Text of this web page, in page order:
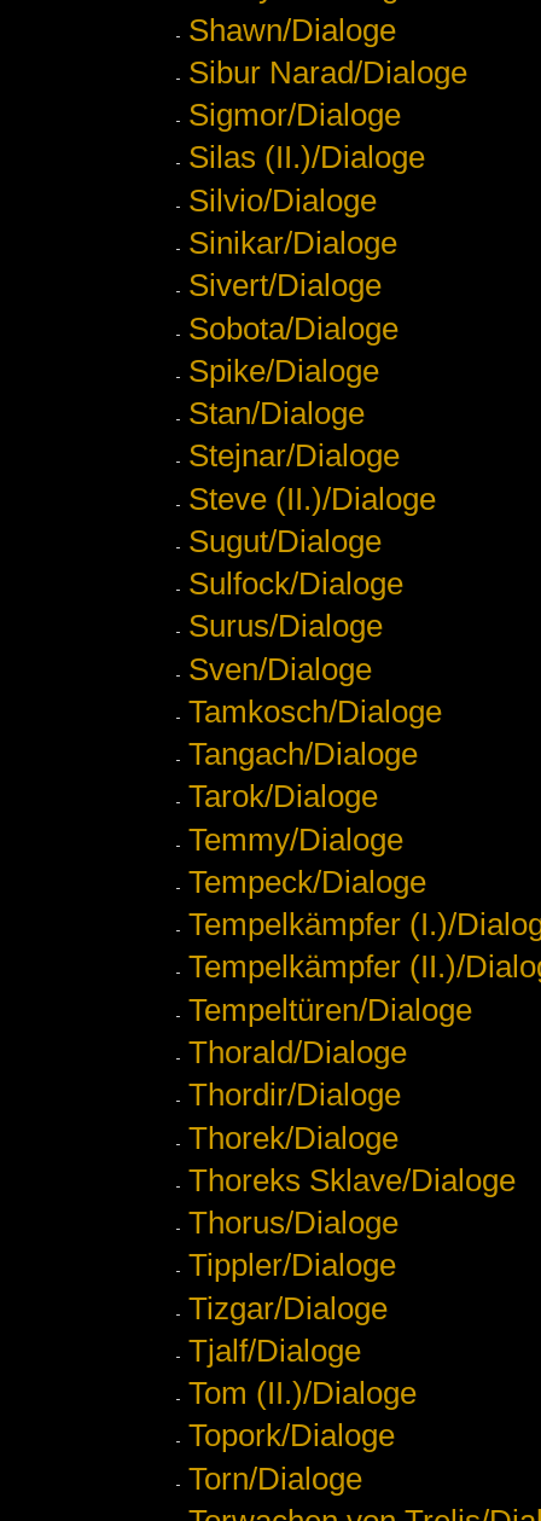
Shawn/Dialoge
Sibur Narad/Dialoge
Sigmor/Dialoge
Silas (II.)/Dialoge
Silvio/Dialoge
Sinikar/Dialoge
Sivert/Dialoge
Sobota/Dialoge
Spike/Dialoge
Stan/Dialoge
Stejnar/Dialoge
Steve (II.)/Dialoge
Sugut/Dialoge
Sulfock/Dialoge
Surus/Dialoge
Sven/Dialoge
Tamkosch/Dialoge
Tangach/Dialoge
Tarok/Dialoge
Temmy/Dialoge
Tempeck/Dialoge
Tempelkämpfer (I.)/
Tempelkämpfer (II.)/
Tempeltüren/Dialoge
Thorald/Dialoge
Thordir/Dialoge
Thorek/Dialoge
Thoreks Sklave/Dialoge
Thorus/Dialoge
Tippler/Dialoge
Tizgar/Dialoge
Tjalf/Dialoge
Tom (II.)/Dialoge
Topork/Dialoge
Torn/Dialoge